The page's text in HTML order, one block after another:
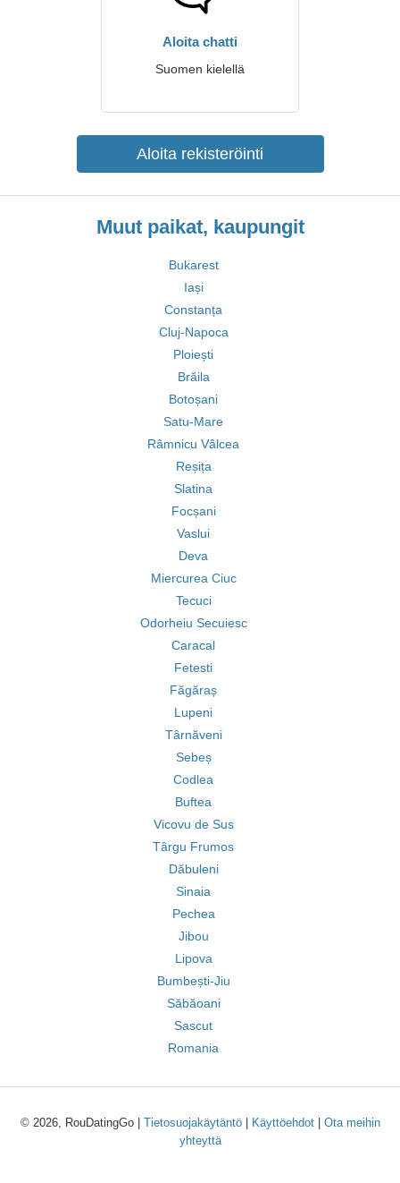
Aloita chatti
Suomen kielellä
Aloita rekisteröinti
Muut paikat, kaupungit
Bukarest
Iași
Constanța
Cluj-Napoca
Ploiești
Brăila
Botoșani
Satu-Mare
Râmnicu Vâlcea
Reșița
Slatina
Focșani
Vaslui
Deva
Miercurea Ciuc
Tecuci
Odorheiu Secuiesc
Caracal
Fetesti
Făgăraș
Lupeni
Târnăveni
Sebeș
Codlea
Buftea
Vicovu de Sus
Târgu Frumos
Dăbuleni
Sinaia
Pechea
Jibou
Lipova
Bumbești-Jiu
Săbăoani
Sascut
Romania
© 2026, RouDatingGo | Tietosuojakäytäntö| Käyttöehdot| Ota meihin
yhteyttä